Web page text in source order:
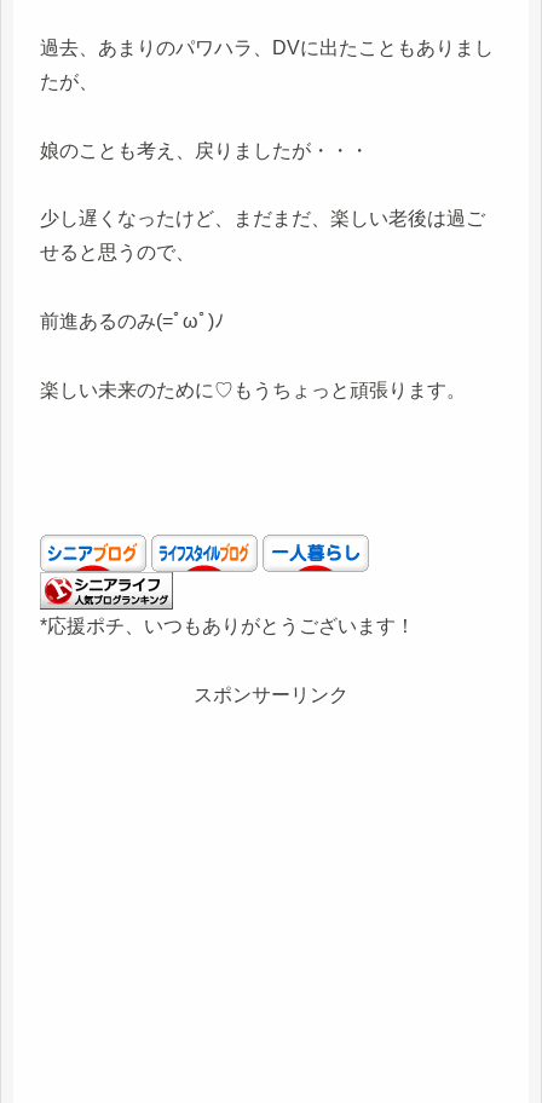
過去、あまりのパワハラ、DVに出たこともありまし
たが、
娘のことも考え、戻りましたが・・・
少し遅くなったけど、まだまだ、楽しい老後は過ご
せると思うので、
前進あるのみ(=ﾟωﾟ)ﾉ
楽しい未来のために♡もうちょっと頑張ります。
*応援ポチ、いつもありがとうございます！
スポンサーリンク